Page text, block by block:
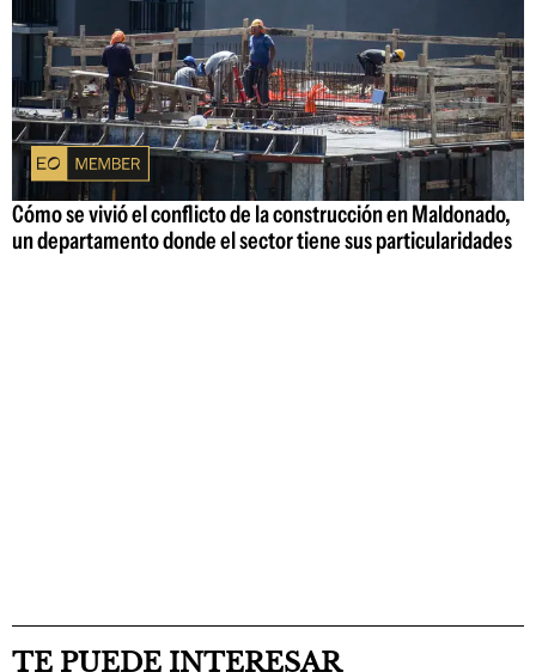
Cómo se vivió el conflicto de la construcción en Maldonado,
un departamento donde el sector tiene sus particularidades
TE PUEDE INTERESAR